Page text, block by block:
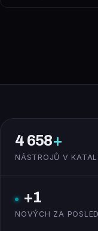
4 658+
NÁSTROJŮ V
+1
NOVÝCH ZA